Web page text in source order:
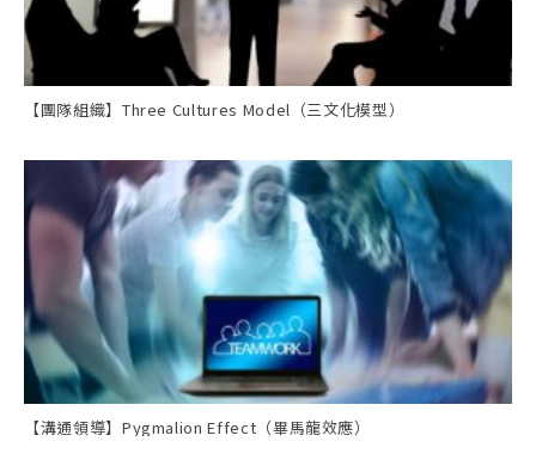
【團隊組織】Three Cultures Model（三文化模型）
【溝通領導】Pygmalion Effect（畢馬龍效應）